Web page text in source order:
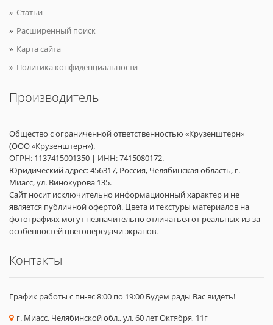
Статьи
Расширенный поиск
Карта сайта
Политика конфиденциальности
Производитель
Общество с ограниченной ответственностью «Крузенштерн»
(ООО «Крузенштерн»).
ОГРН: 1137415001350 | ИНН: 7415080172.
Юридический адрес: 456317, Россия, Челябинская область, г.
Миасс, ул. Винокурова 135.
Сайт носит исключительно информационный характер и не
является публичной офертой. Цвета и текстуры материалов на
фотографиях могут незначительно отличаться от реальных из-за
особенностей цветопередачи экранов.
Контакты
График работы с пн-вс 8:00 по 19:00 Будем рады Вас видеть!
г. Миасс, Челябинской обл., ул. 60 лет Октября, 11г